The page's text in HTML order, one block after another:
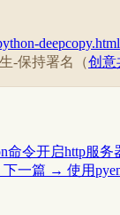
deepcopy.html
-保持署名（创意
命令开启http服务
下一篇 → 使用